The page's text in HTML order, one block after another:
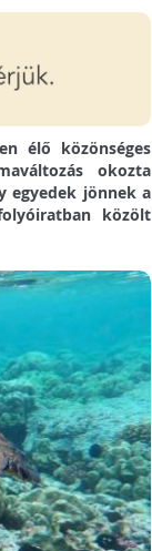
élő közönséges
okozta
egyedek jönnek a
közölt